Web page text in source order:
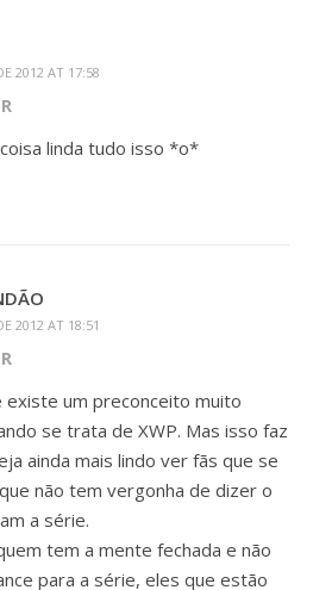
2012 AT 17:58
linda tudo isso *o*
2012 AT 18:51
existe um preconceito muito
se trata de XWP. Mas isso faz
ainda mais lindo ver fãs que se
não tem vergonha de dizer o
a série.
tem a mente fechada e não
para a série, eles que estão